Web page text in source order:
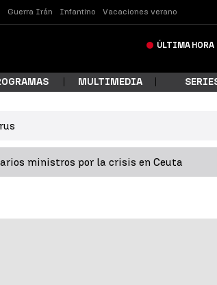
Guerra Irán Infantino Vacaciones verano
ÚLTIMA HORA
MULTIMEDIA
ministros por la crisis en Ceuta